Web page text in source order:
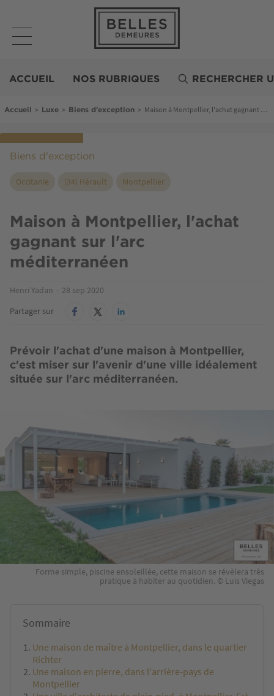
contenu
principal
Demeures
ACCUEIL NOS RUBRIQUES RECHERCHER
Fil d'Ariane
Accueil > Luxe > Biens d'exception > Maison à Montpellier, l'achat gagnant sur l'arc méditerranéen
Biens d'exception
Occitanie (34) Hérault Montpellier
Maison à Montpellier, l'achat
gagnant sur l'arc
méditerranéen
Henri Yadan
28 sep 2020
Partager sur
Prévoir l'achat d'une maison à Montpellier,
c'est miser sur l'avenir d'une ville idéalement
située sur l'arc méditerranéen.
Forme simple, piscine ensoleillée, cette maison se révèlera très
pratique à habiter au quotidien. © Luis Viegas
Sommaire
Une maison de maître à Montpellier, dans le quartier
Richter
Une maison en pierre, dans l'arrière-pays de
Montpellier